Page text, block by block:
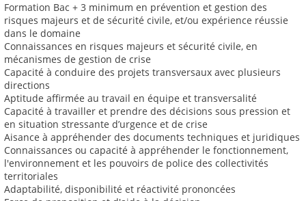
Formation Bac + 3 minimum en prévention et gestion des
risques majeurs et de sécurité civile, et/ou expérience réussie
dans le domaine
Connaissances en risques majeurs et sécurité civile, en
mécanismes de gestion de crise
Capacité à conduire des projets transversaux avec plusieurs
directions
Aptitude affirmée au travail en équipe et transversalité
Capacité à travailler et prendre des décisions sous pression et
en situation stressante d’urgence et de crise
Aisance à appréhender des documents techniques et juridiques
Connaissances ou capacité à appréhender le fonctionnement,
l'environnement et les pouvoirs de police des collectivités
territoriales
Adaptabilité, disponibilité et réactivité prononcées